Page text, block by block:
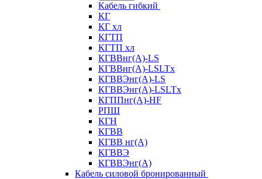
Кабель гибкий
КГ
КГ хл
КГТП
КГТП хл
КГВВнг(А)-LS
КГВВнг(А)-LSLTx
КГВВЭнг(А)-LS
КГВВЭнг(А)-LSLTx
КГППнг(А)-HF
РПШ
КГН
КГВВ
КГВВ нг(А)
КГВВЭ
КГВВЭнг(А)
Кабель силовой бронированный